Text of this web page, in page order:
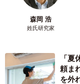
森岡 浩
姓氏研究家
「
頼ま
を外